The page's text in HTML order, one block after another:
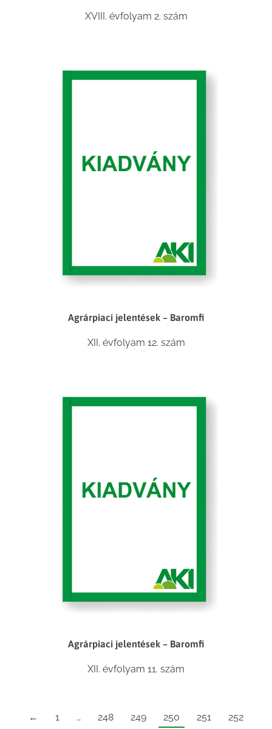
XVIII. évfolyam 2. szám
Agrárpiaci jelentések – Baromfi
XII. évfolyam 12. szám
Agrárpiaci jelentések – Baromfi
XII. évfolyam 11. szám
← 1 … 248 249 250 251
252